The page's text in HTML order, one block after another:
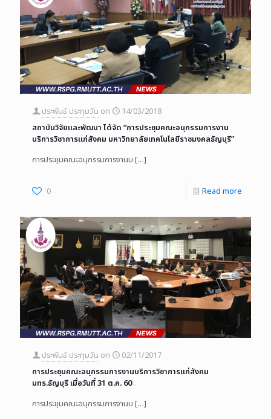
ประพันธ์ ประทุมวัน on
14/03/2018
สถาบันวิจัยและพัฒนา ได้จัด “การประชุมคณะอนุกรรมการงาน
บริการวิชาการแก่สังคม มหาวิทยาลัยเทคโนโลยีราชมงคลธัญบุรี”
การประชุมคณะอนุกรรมการงานบ […]
0 Read more
ประพันธ์ ประทุมวัน on
02/11/2017
การประชุมคณะอนุกรรมการงานบริการวิชาการแก่สังคม
มทร.ธัญบุรี เมื่อวันที่ 31 ต.ค. 60
การประชุมคณะอนุกรรมการงานบ […]